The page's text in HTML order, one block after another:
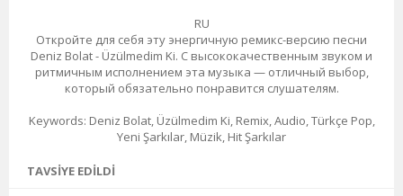
RU
Откройте для себя эту энергичную ремикс-версию песни
Deniz Bolat - Üzülmedim Ki. С высококачественным звуком и
ритмичным исполнением эта музыка — отличный выбор,
который обязательно понравится слушателям.
Keywords: Deniz Bolat, Üzülmedim Ki, Remix, Audio, Türkçe Pop,
Yeni Şarkılar, Müzik, Hit Şarkılar
TAVSIYE EDILDI